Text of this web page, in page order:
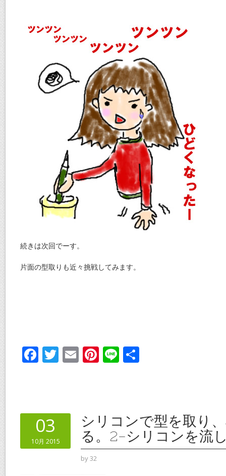
続きは次回でーす。
片面の型取りも近々挑戦してみます。
F
ac
o
o
k
T
w
E
m
Pi
nt
st
Li
n
03
10月 2015
シリコンで型を取り
る。2-シリコンを流
by 32